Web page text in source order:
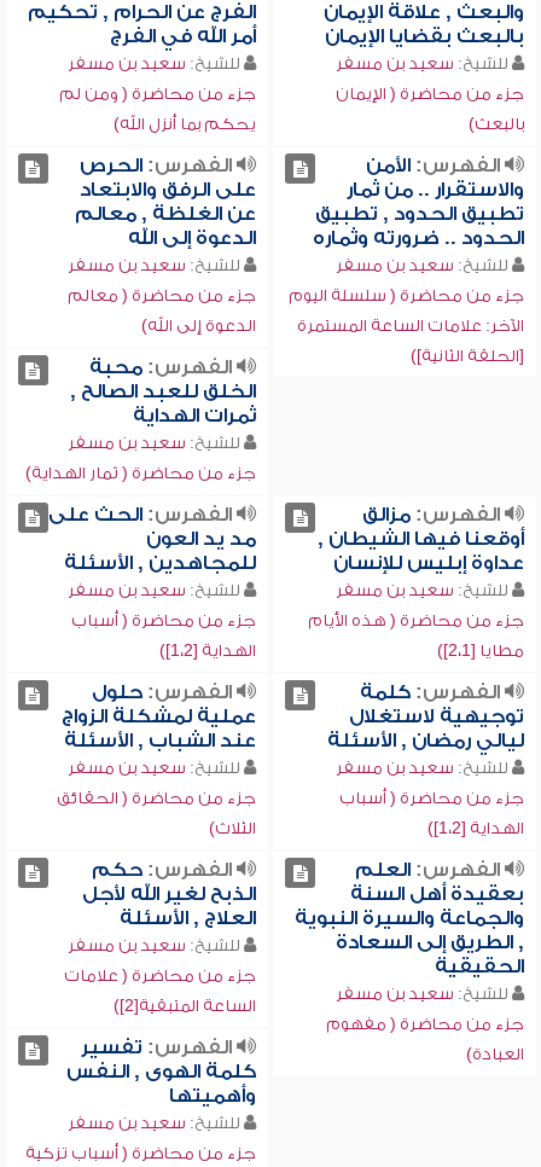
والبعث , علاقة الإيمان
بالبعث بقضايا الإيمان
للشيخ: سعيد بن مسفر
جزء من محاضرة ( الإيمان
بالبعث)
الفرج عن الحرام , تحكيم
أمر الله في الفرج
للشيخ: سعيد بن مسفر
جزء من محاضرة ( ومن لم
يحكم بما أنزل الله)
الفهرس:الأمن
والاستقرار .. من ثمار
تطبيق الحدود , تطبيق
الحدود .. ضرورته وثماره
للشيخ: سعيد بن مسفر
جزء من محاضرة ( سلسلة اليوم
الآخر: علامات الساعة المستمرة
[الحلقة الثانية])
الفهرس:الحرص
على الرفق والابتعاد
عن الغلظة , معالم
الدعوة إلى الله
للشيخ: سعيد بن مسفر
جزء من محاضرة ( معالم
الدعوة إلى الله)
الفهرس:محبة
الخلق للعبد الصالح ,
ثمرات الهداية
للشيخ: سعيد بن مسفر
جزء من محاضرة ( ثمار الهداية)
الفهرس:مزالق
أوقعنا فيها الشيطان ,
عداوة إبليس للإنسان
للشيخ: سعيد بن مسفر
جزء من محاضرة ( هذه الأيام
مطايا [2،1])
الفهرس:الحث على
مد يد العون
للمجاهدين , الأسئلة
للشيخ: سعيد بن مسفر
جزء من محاضرة ( أسباب
الهداية [1،2])
الفهرس:كلمة
توجيهية لاستغلال
ليالي رمضان , الأسئلة
للشيخ: سعيد بن مسفر
جزء من محاضرة ( أسباب
الهداية [1،2])
الفهرس:حلول
عملية لمشكلة الزواج
عند الشباب , الأسئلة
للشيخ: سعيد بن مسفر
جزء من محاضرة ( الحقائق
الثلاث)
الفهرس:العلم
بعقيدة أهل السنة
والجماعة والسيرة النبوية
, الطريق إلى السعادة
الحقيقية
للشيخ: سعيد بن مسفر
جزء من محاضرة ( مفهوم
العبادة)
الفهرس:حكم
الذبح لغير الله لأجل
العلاج , الأسئلة
للشيخ: سعيد بن مسفر
جزء من محاضرة ( علامات
الساعة المتبقية[2])
الفهرس: تفسير
كلمة الهوى , النفس
وأهميتها
للشيخ: سعيد بن مسفر
جزء من محاضرة ( أسباب تزكية